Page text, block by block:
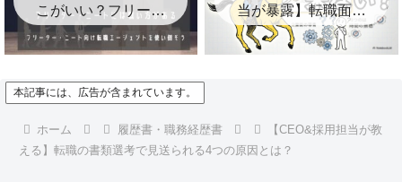
こがいい？フリータ
ー・ニート向けおす
すめ転職エージェン
当が暴露】転職面接
の結果が遅い3つの裏
事情とは？【キー
本記事には、広告が含まれています。
ホーム 履歴書・職務経歴書
【CEO&採用担当が教
える】転職の書類選考で見送られる4つの原因とは？